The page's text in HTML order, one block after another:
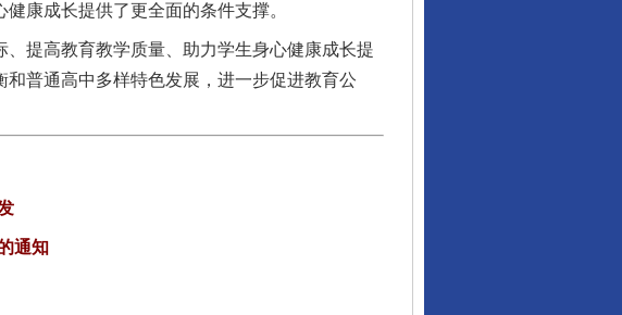
康成长提供了更全面的条件支撑。
提高教育教学质量、助力学生身心健康成长提
普通高中多样特色发展，进一步促进教育公
通知